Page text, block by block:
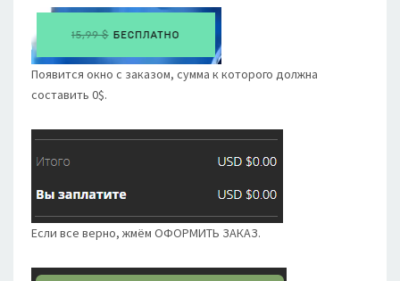
Появится окно с заказом, сумма к которого должна
составить 0$.
Если все верно, жмём ОФОРМИТЬ ЗАКАЗ.